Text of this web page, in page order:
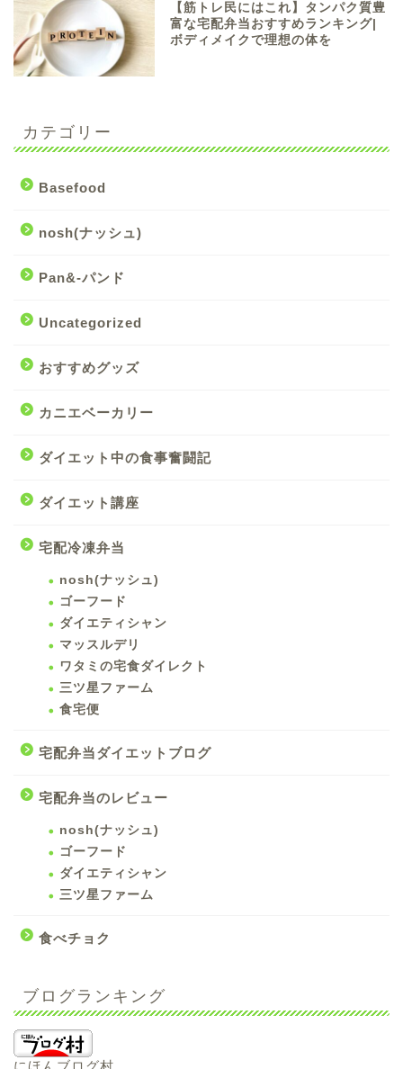
【筋トレ民にはこれ】タンパク質豊
富な宅配弁当おすすめランキング|
ボディメイクで理想の体を
カテゴリー
Basefood
nosh(ナッシュ)
Pan&-パンド
Uncategorized
おすすめグッズ
カニエベーカリー
ダイエット中の食事奮闘記
ダイエット講座
宅配冷凍弁当
nosh(ナッシュ)
ゴーフード
ダイエティシャン
マッスルデリ
ワタミの宅食ダイレクト
三ツ星ファーム
食宅便
宅配弁当ダイエットブログ
宅配弁当のレビュー
nosh(ナッシュ)
ゴーフード
ダイエティシャン
三ツ星ファーム
食べチョク
ブログランキング